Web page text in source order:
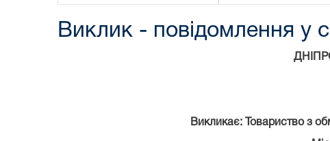
Виклик - повідомлення у
Викликає: Товариство з